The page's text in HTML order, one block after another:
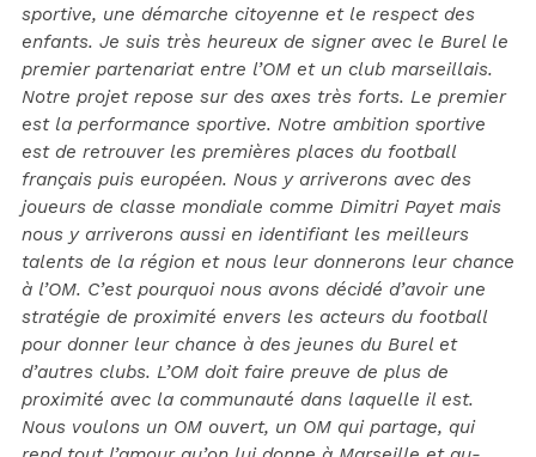
sportive, une démarche citoyenne et le respect des
enfants. Je suis très heureux de signer avec le Burel le
premier partenariat entre l’OM et un club marseillais.
Notre projet repose sur des axes très forts. Le premier
est la performance sportive. Notre ambition sportive
est de retrouver les premières places du football
français puis européen. Nous y arriverons avec des
joueurs de classe mondiale comme Dimitri Payet mais
nous y arriverons aussi en identifiant les meilleurs
talents de la région et nous leur donnerons leur chance
à l’OM. C’est pourquoi nous avons décidé d’avoir une
stratégie de proximité envers les acteurs du football
pour donner leur chance à des jeunes du Burel et
d’autres clubs. L’OM doit faire preuve de plus de
proximité avec la communauté dans laquelle il est.
Nous voulons un OM ouvert, un OM qui partage, qui